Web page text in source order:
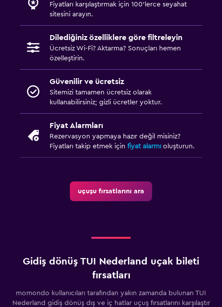
Fiyatları karşılaştırmak için 100'lerce seyahat
sitesini arayın.
Dilediğiniz özelliklere göre filtreleyin
Ücretsiz Wi-Fi? Aktarma? Sonuçları hemen
özelleştirin.
Güvenilir ve ücretsiz
Sitemizi tamamen ücretsiz olarak
kullanabilirsiniz; gizli ücretler yoktur.
Fiyat Alarmları
Rezervasyon yapmaya hazır değil misiniz?
Fiyatları takip etmek için fiyat alarmı oluşturun.
uçuşu fırsatlarını ara
Gidiş dönüş TUI Nederland uçak bileti
fırsatları
momondo kullanıcıları tarafından yakın zamanda bulunan TUI
Nederland gidiş dönüş dış ve iç hatlar uçuş fırsatlarını karşılaştır